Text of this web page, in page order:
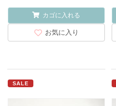
カゴに入れる
お気に入り
SALE